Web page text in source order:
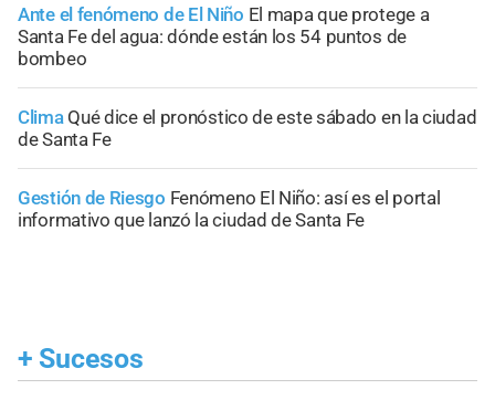
Ante el fenómeno de El Niño El mapa que protege a
Santa Fe del agua: dónde están los 54 puntos de
bombeo
Clima Qué dice el pronóstico de este sábado en la ciudad
de Santa Fe
Gestión de Riesgo Fenómeno El Niño: así es el portal
informativo que lanzó la ciudad de Santa Fe
+ Sucesos